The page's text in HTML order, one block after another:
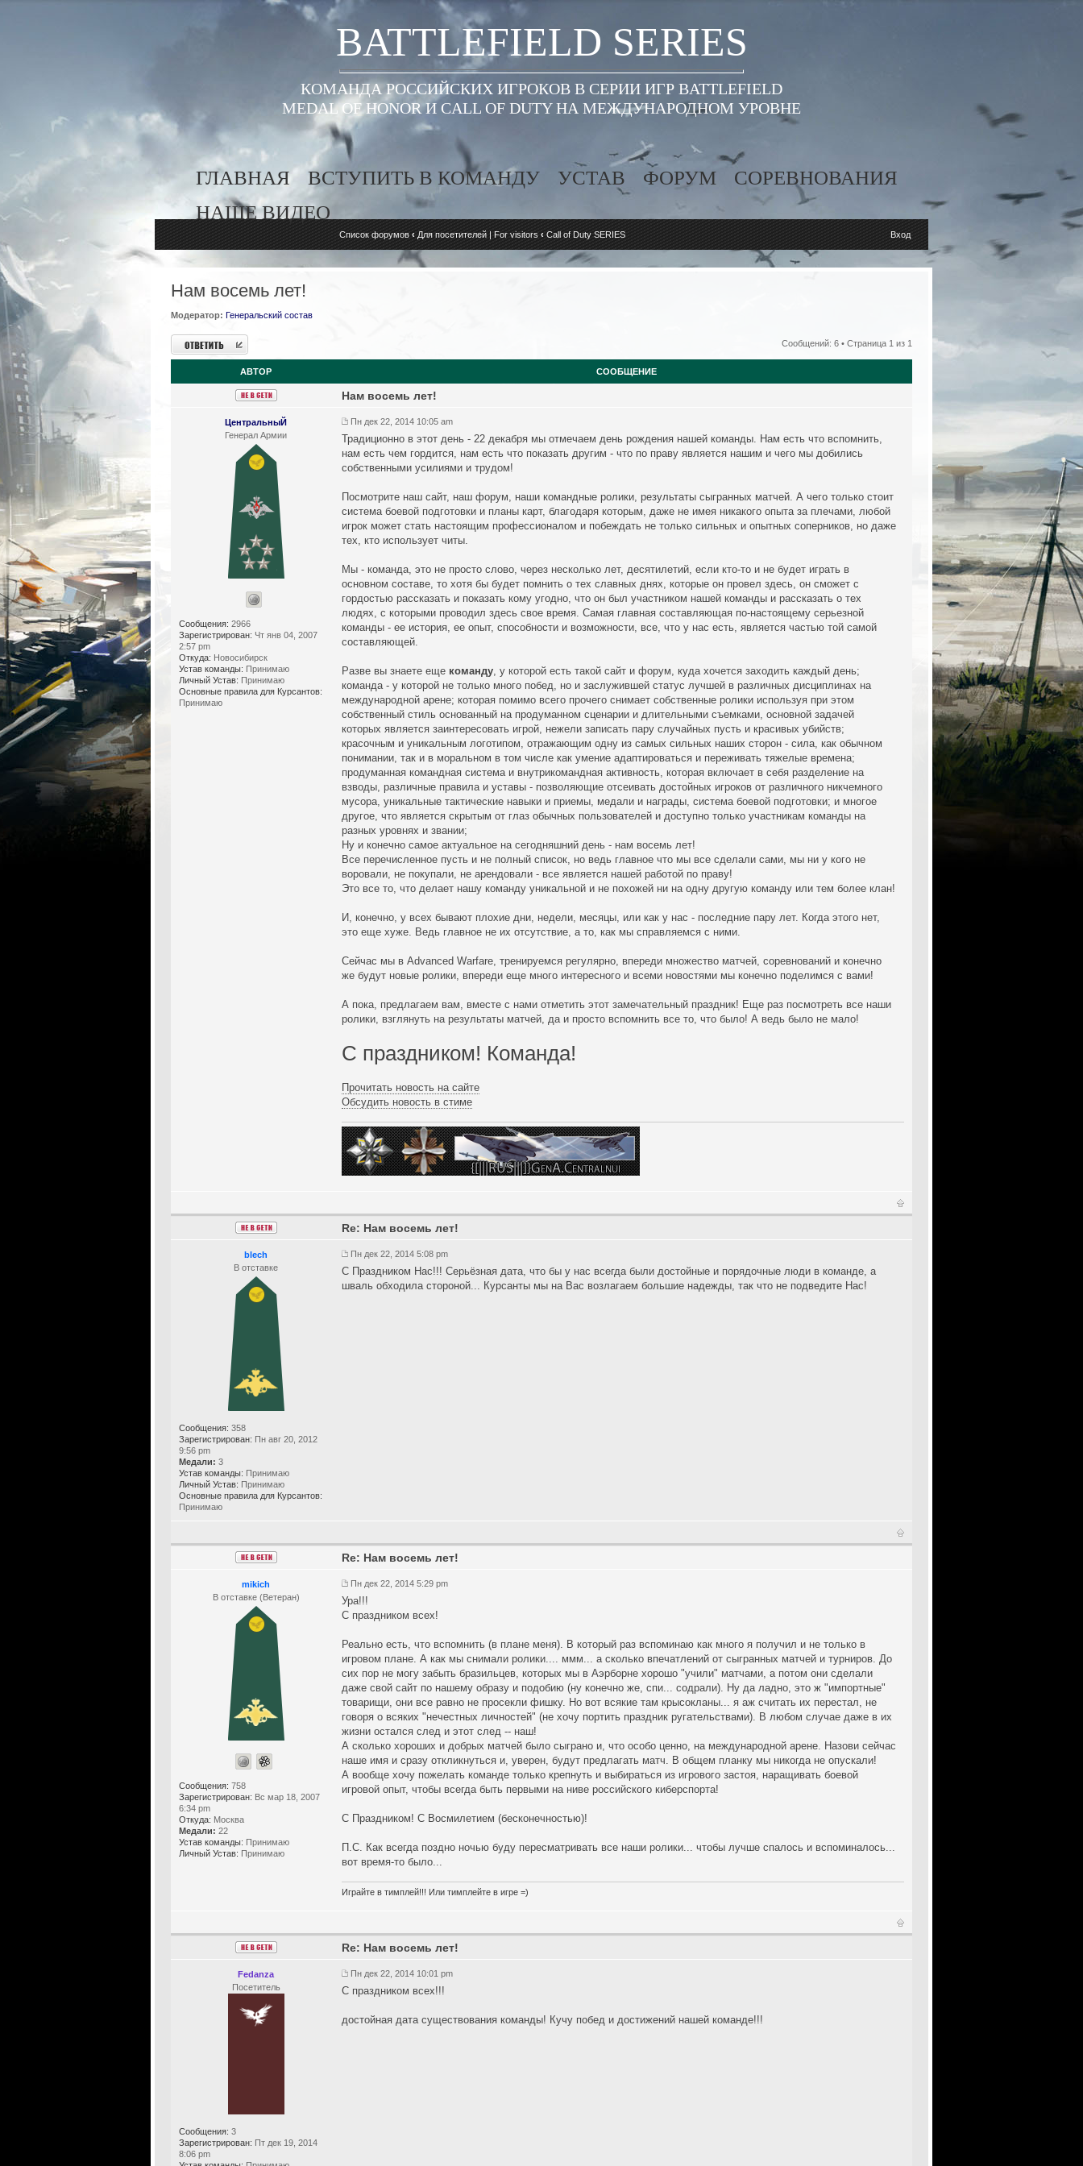
BATTLEFIELD SERIES
КОМАНДА РОССИЙСКИХ ИГРОКОВ В СЕРИИ ИГР BATTLEFIELD
MEDAL OF HONOR И CALL OF DUTY НА МЕЖДУНАРОДНОМ УРОВНЕ
ГЛАВНАЯ ВСТУПИТЬ В КОМАНДУ УСТАВ ФОРУМ
СОРЕВНОВАНИЯ
НАШЕ ВИДЕО
Список форумов ‹ Для посетителей | For visitors ‹ Call of Duty SERIES Вход
Нам восемь лет!
Модератор: Генеральский состав
Ответить Сообщений: 6 • Страница 1 из 1
АВТОР СООБЩЕНИЕ
ЦентральныЙ
Генерал Армии
Сообщения: 2966
Зарегистрирован: Чт янв 04, 2007
2:57 pm
Откуда: Новосибирск
Устав команды: Принимаю
Личный Устав: Принимаю
Основные правила для Курсантов:
Принимаю
Нам восемь лет!
Пн дек 22, 2014 10:05 am
Традиционно в этот день - 22 декабря мы отмечаем день рождения нашей команды. Нам есть что вспомнить,
нам есть чем гордится, нам есть что показать другим - что по праву является нашим и чего мы добились
собственными усилиями и трудом!
Посмотрите наш сайт, наш форум, наши командные ролики, результаты сыгранных матчей. А чего только стоит
система боевой подготовки и планы карт, благодаря которым, даже не имея никакого опыта за плечами, любой
игрок может стать настоящим профессионалом и побеждать не только сильных и опытных соперников, но даже
тех, кто использует читы.
Мы - команда, это не просто слово, через несколько лет, десятилетий, если кто-то и не будет играть в
основном составе, то хотя бы будет помнить о тех славных днях, которые он провел здесь, он сможет с
гордостью рассказать и показать кому угодно, что он был участником нашей команды и рассказать о тех
людях, с которыми проводил здесь свое время. Самая главная составляющая по-настоящему серьезной
команды - ее история, ее опыт, способности и возможности, все, что у нас есть, является частью той самой
составляющей.
Разве вы знаете еще команду, у которой есть такой сайт и форум, куда хочется заходить каждый день;
команда - у которой не только много побед, но и заслужившей статус лучшей в различных дисциплинах на
международной арене; которая помимо всего прочего снимает собственные ролики используя при этом
собственный стиль основанный на продуманном сценарии и длительными съемками, основной задачей
которых является заинтересовать игрой, нежели записать пару случайных пусть и красивых убийств;
красочным и уникальным логотипом, отражающим одну из самых сильных наших сторон - сила, как обычном
понимании, так и в моральном в том числе как умение адаптироваться и переживать тяжелые времена;
продуманная командная система и внутрикомандная активность, которая включает в себя разделение на
взводы, различные правила и уставы - позволяющие отсеивать достойных игроков от различного никчемного
мусора, уникальные тактические навыки и приемы, медали и награды, система боевой подготовки; и многое
другое, что является скрытым от глаз обычных пользователей и доступно только участникам команды на
разных уровнях и звании;
Ну и конечно самое актуальное на сегодняшний день - нам восемь лет!
Все перечисленное пусть и не полный список, но ведь главное что мы все сделали сами, мы ни у кого не
воровали, не покупали, не арендовали - все является нашей работой по праву!
Это все то, что делает нашу команду уникальной и не похожей ни на одну другую команду или тем более клан!
И, конечно, у всех бывают плохие дни, недели, месяцы, или как у нас - последние пару лет. Когда этого нет,
это еще хуже. Ведь главное не их отсутствие, а то, как мы справляемся с ними.
Сейчас мы в Advanced Warfare, тренируемся регулярно, впереди множество матчей, соревнований и конечно
же будут новые ролики, впереди еще много интересного и всеми новостями мы конечно поделимся с вами!
А пока, предлагаем вам, вместе с нами отметить этот замечательный праздник! Еще раз посмотреть все наши
ролики, взглянуть на результаты матчей, да и просто вспомнить все то, что было! А ведь было не мало!
С праздником! Команда!
Прочитать новость на сайте
Обсудить новость в стиме
blech
В отставке
Сообщения: 358
Зарегистрирован: Пн авг 20, 2012
9:56 pm
Медали: 3
Устав команды: Принимаю
Личный Устав: Принимаю
Основные правила для Курсантов:
Принимаю
Re: Нам восемь лет!
Пн дек 22, 2014 5:08 pm
С Праздником Нас!!! Серьёзная дата, что бы у нас всегда были достойные и порядочные люди в команде, а
шваль обходила стороной... Курсанты мы на Вас возлагаем большие надежды, так что не подведите Нас!
mikich
В отставке (Ветеран)
Сообщения: 758
Зарегистрирован: Вс мар 18, 2007
6:34 pm
Откуда: Москва
Медали: 22
Устав команды: Принимаю
Личный Устав: Принимаю
Re: Нам восемь лет!
Пн дек 22, 2014 5:29 pm
Ура!!!
С праздником всех!
Реально есть, что вспомнить (в плане меня). В который раз вспоминаю как много я получил и не только в
игровом плане. А как мы снимали ролики.... ммм... а сколько впечатлений от сыгранных матчей и турниров. До
сих пор не могу забыть бразильцев, которых мы в Аэрборне хорошо "учили" матчами, а потом они сделали
даже свой сайт по нашему образу и подобию (ну конечно же, спи... содрали). Ну да ладно, это ж "импортные"
товарищи, они все равно не просекли фишку. Но вот всякие там крысокланы... я аж считать их перестал, не
говоря о всяких "нечестных личностей" (не хочу портить праздник ругательствами). В любом случае даже в их
жизни остался след и этот след -- наш!
А сколько хороших и добрых матчей было сыграно и, что особо ценно, на международной арене. Назови сейчас
наше имя и сразу откликнуться и, уверен, будут предлагать матч. В общем планку мы никогда не опускали!
А вообще хочу пожелать команде только крепнуть и выбираться из игрового застоя, наращивать боевой
игровой опыт, чтобы всегда быть первыми на ниве российского киберспорта!
С Праздником! С Восмилетием (бесконечностью)!
П.С. Как всегда поздно ночью буду пересматривать все наши ролики... чтобы лучше спалось и вспоминалось...
вот время-то было...
Играйте в тимплей!!! Или тимплейте в игре =)
Fedanza
Посетитель
Сообщения: 3
Зарегистрирован: Пт дек 19, 2014
8:06 pm
Re: Нам восемь лет!
Пн дек 22, 2014 10:01 pm
С праздником всех!!!
достойная дата существования команды! Кучу побед и достижений нашей команде!!!